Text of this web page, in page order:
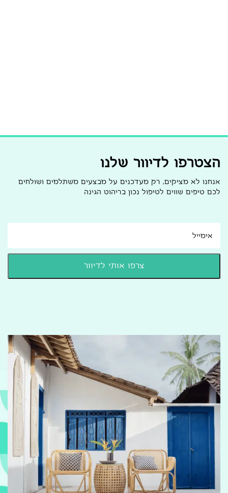
הצטרפו לדיוור שלנו
אנחנו לא מציקים, רק מעדכנים על מבצעים משתלמים ושולחים
לכם טיפים שווים לטיפול נכון בריהוט הגינה